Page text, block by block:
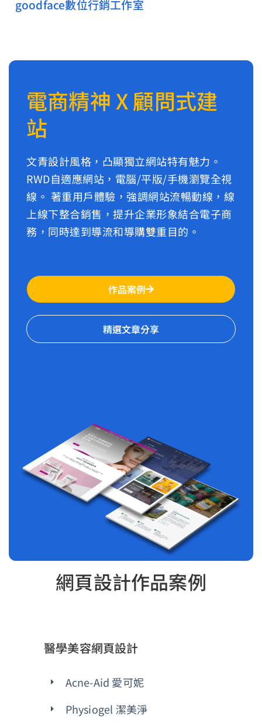
goodface數位行銷工作室
電商精神 X 顧問式建
站
文青設計風格，凸顯獨立網站特有魅力。
RWD自適應網站，電腦/平版/手機瀏覽全視
線。 著重用戶體驗，強調網站流暢動線，線
上線下整合銷售，提升企業形象結合電子商
務，同時達到導流和導購雙重目的。
作品案例
精選文章分享
網頁設計作品案例
醫學美容網頁設計
Acne-Aid 愛可妮
Physiogel 潔美淨